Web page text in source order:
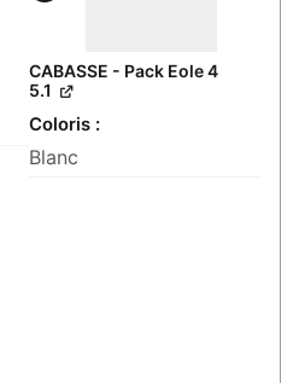
CABASSE - Pack Eole 4
5.1
Coloris
Blanc